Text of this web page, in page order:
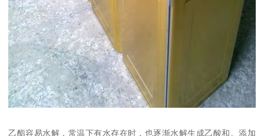
乙酯容易水解，常温下有水存在时，也逐渐水解生成乙酸和。添加